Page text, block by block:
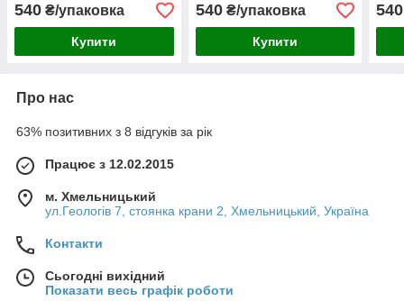
540 ₴/упаковка
Купити
540₴/упаковка
Купити
540
Про нас
63% позитивних з 8 відгуків за рік
Працює з 12.02.2015
м. Хмельницький
ул.Геологів 7, стоянка крани 2, Хмельницький, Україна
Контакти
Сьогодні вихідний
Показати весь графік роботи